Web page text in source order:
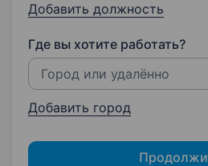
Добавить должность
Где вы хотите работать?
Добавить город